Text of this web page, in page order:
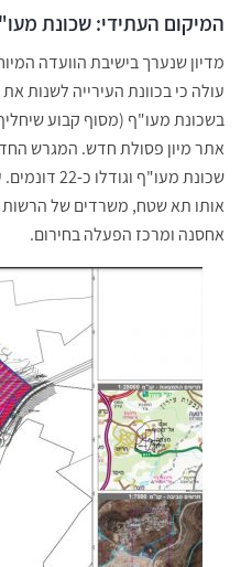
המיקום העתידי: שכונת
עולה כי בכוונת העירייה לשנות
בשכונת מעו"ף (מסוף קבוע
שכונת מעו"ף
אותו תא שטח, משרדים של
אחסנה ומרכז הפעלה בחירום.